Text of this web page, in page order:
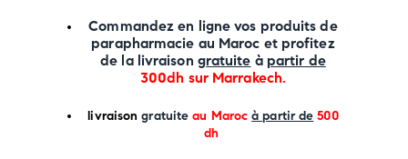
Commandez en ligne vos produits de
parapharmacie au Maroc et profitez
de la livraison gratuite à partir de
300dh sur Marrakech.
livraison gratuite au Maroc à partir de 500
dh